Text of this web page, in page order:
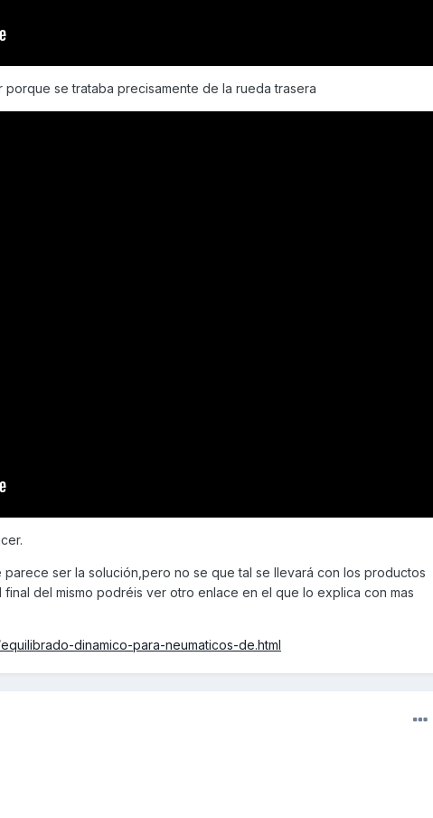
se trataba precisamente de la rueda trasera
ser la solución,pero no se que tal se llevará con los productos
del mismo podréis ver otro enlace en el que lo explica con mas
dinamico-para-neumaticos-de.html